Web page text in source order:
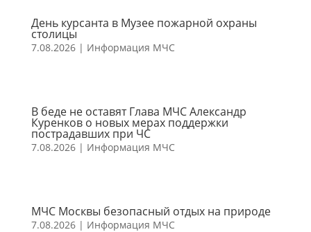
День курсанта в Музее пожарной охраны
столицы
7.08.2026| Информация МЧС
В беде не оставят Глава МЧС Александр
Куренков о новых мерах поддержки
пострадавших при ЧС
7.08.2026| Информация МЧС
МЧС Москвы безопасный отдых на природе
7.08.2026| Информация МЧС